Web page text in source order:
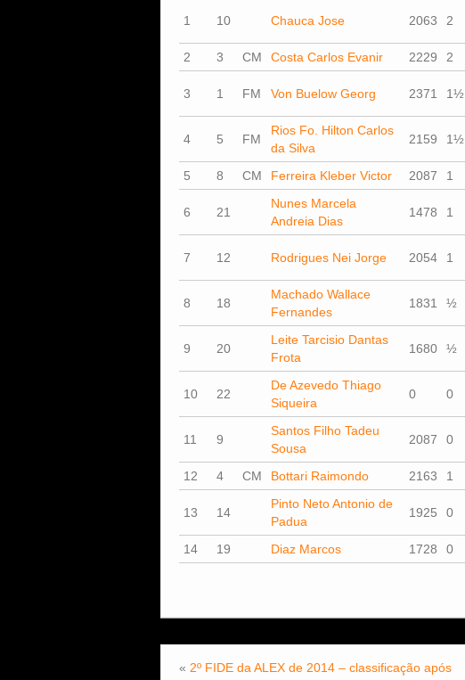
1 10 Chauca Jose 2063 2
2 3 CM Costa Carlos Evanir 2229 2
3 1 FM Von Buelow Georg 2371 1½
4 5 FM
Rios Fo. Hilton Carlos
da Silva
2159 1½
5 8 CM Ferreira Kleber Victor 2087 1
6 21
Nunes Marcela
Andreia Dias
1478 1
7 12 Rodrigues Nei Jorge 2054 1
8 18
Machado Wallace
Fernandes
1831 ½
9 20
Leite Tarcisio Dantas
Frota
1680 ½
10 22
De Azevedo Thiago
Siqueira
0 0
11 9
Santos Filho Tadeu
Sousa
2087 0
12 4 CM Bottari Raimondo 2163 1
13 14
Pinto Neto Antonio de
Padua
1925 0
14 19 Diaz Marcos 1728 0
« 2º FIDE da ALEX de 2014 – classificação após